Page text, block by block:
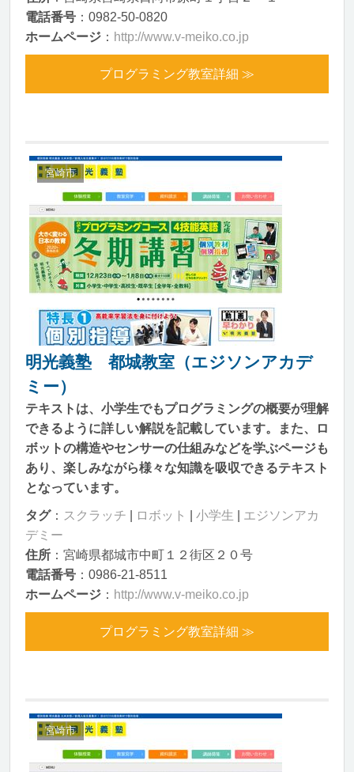
電話番号 ：0982-50-0820
ホームページ ： http://www.v-meiko.co.jp
プログラミング教室詳細 ≫
宮崎市
明光義塾 都城教室（エジソンアカデ
ミー）
テキストは、小学生でもプログラミングの概要が理解
できるように詳しい解説を記載しています。また、ロ
ボットの構造やセンサーの仕組みなどを学ぶページも
あり、楽しみながら様々な知識を吸収できるテキスト
となっています。
タグ： スクラッチ ロボット 小学生
エジソンアカ
デミー
住所 ：宮崎県都城市中町１２街区２０号
電話番号 ：0986-21-8511
ホームページ ： http://www.v-meiko.co.jp
プログラミング教室詳細 ≫
宮崎市